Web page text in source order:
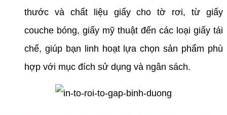
thước và chất liệu giấy cho tờ rơi, từ giấy
couche bóng, giấy mỹ thuật đến các loại giấy tái
chế, giúp bạn linh hoạt lựa chọn sản phẩm phù
hợp với mục đích sử dụng và ngân sách.